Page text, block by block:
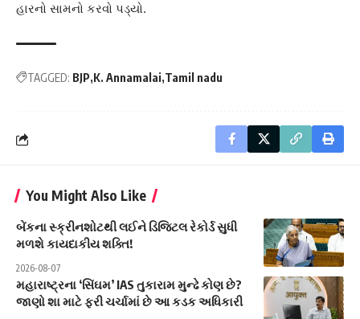
હારનો સામનો કરવો પડ્યો.
TAGGED: BJP K. Annamalai Tamil nadu
You Might Also Like
બેંકના સ્ક્રીનશોટથી લઈને ડિજિટલ રેકોર્ડ સુધી
મળશે કાયદાકીય શક્તિ!
2026-08-07
મહારાષ્ટ્રના ‘સિંઘમ’ IAS તુકારામ મુન્ઢે કોણ છે?
જાણો શા માટે ફરી ચર્ચામાં છે આ કડક અધિકારી